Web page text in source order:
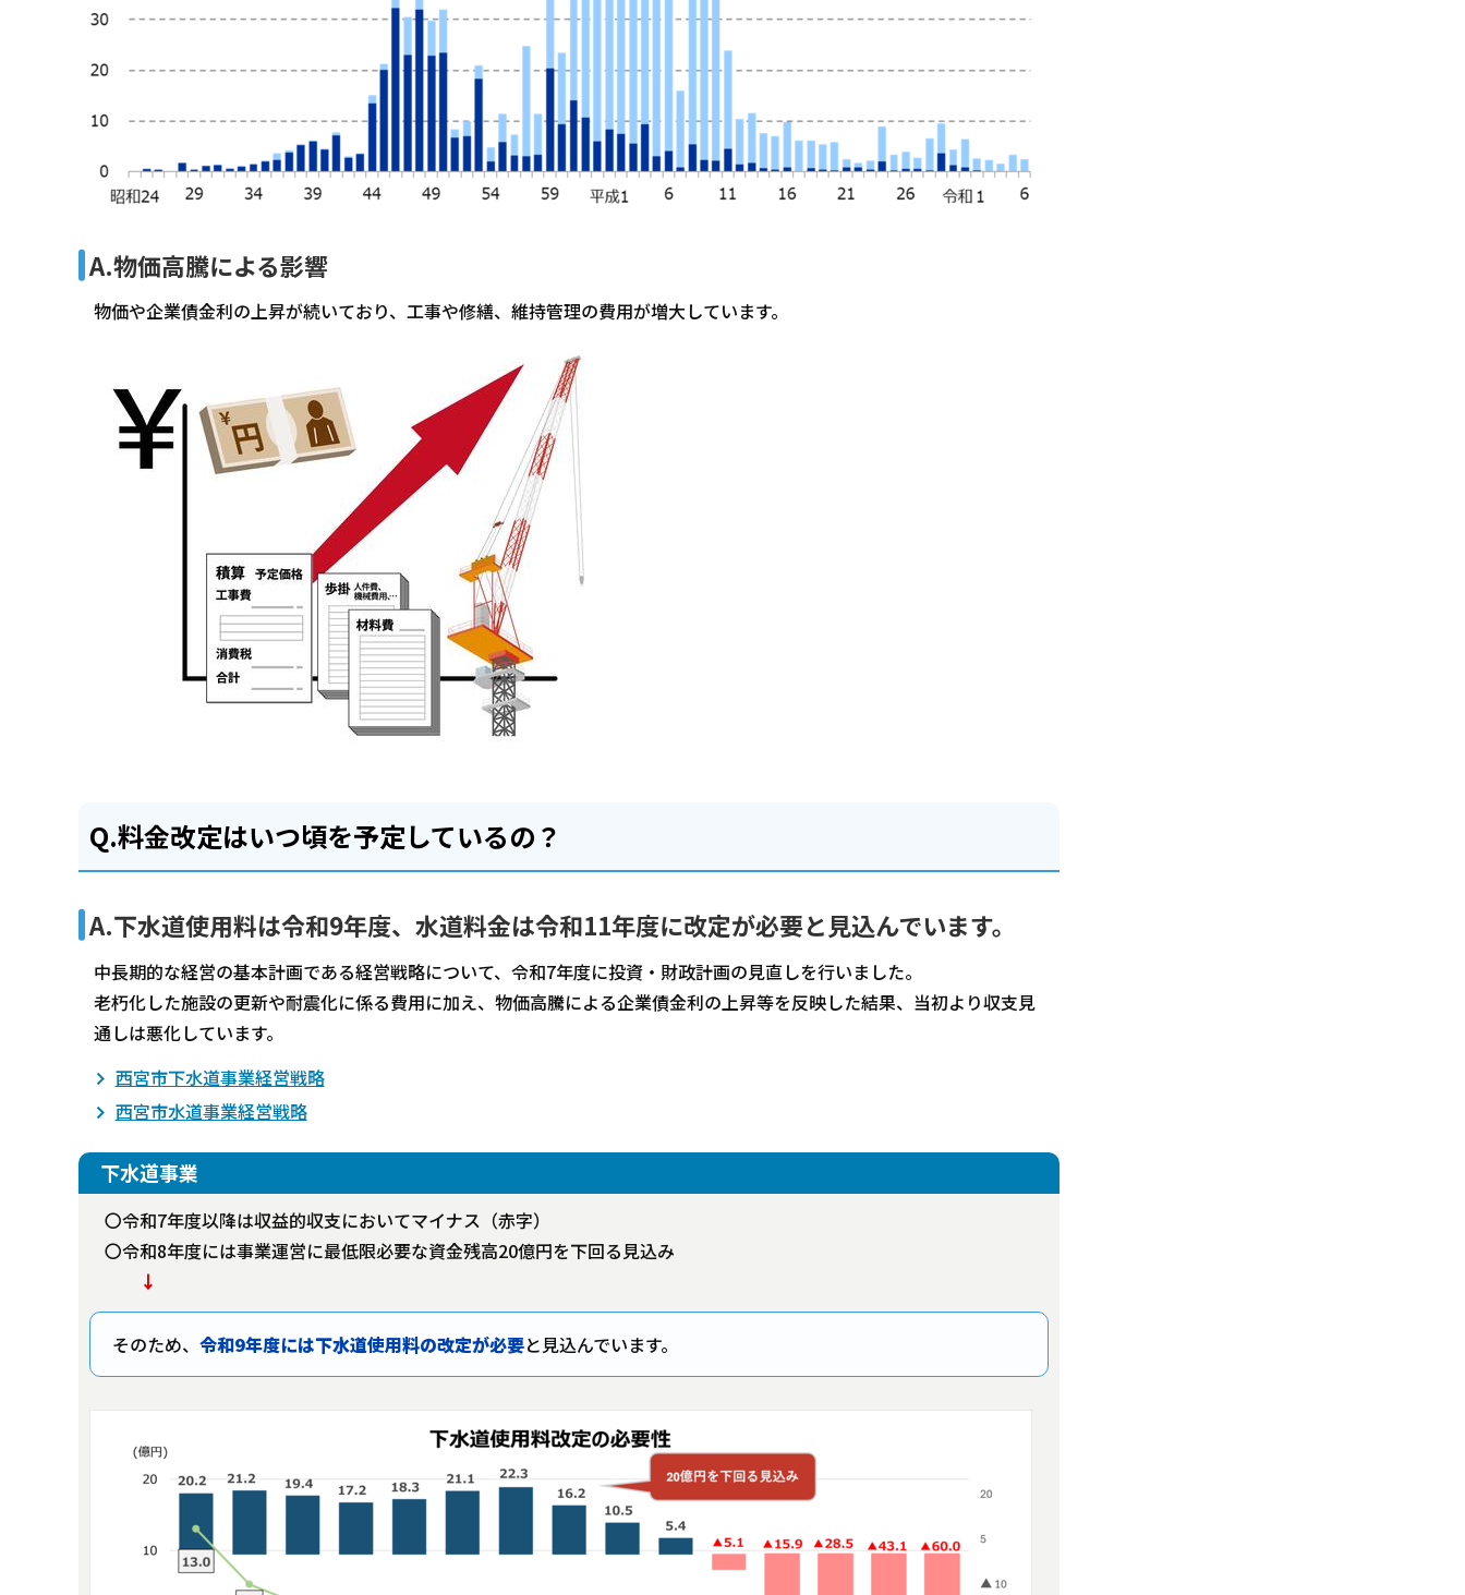
A.物価高騰による影響
物価や企業債金利の上昇が続いており、工事や修繕、維持管理の費用が増大しています。
Q.料金改定はいつ頃を予定しているの？
A.下水道使用料は令和9年度、水道料金は令和11年度に改定が必要と見込んでいます。
中長期的な経営の基本計画である経営戦略について、令和7年度に投資・財政計画の見直しを行いました。
老朽化した施設の更新や耐震化に係る費用に加え、物価高騰による企業債金利の上昇等を反映した結果、当初より収支見
通しは悪化しています。
西宮市下水道事業経営戦略
西宮市水道事業経営戦略
下水道事業
〇令和7年度以降は収益的収支においてマイナス（赤字）
〇令和8年度には事業運営に最低限必要な資金残高20億円を下回る見込み
↓
そのため、 令和9年度には下水道使用料の改定が必要と見込んでいます。